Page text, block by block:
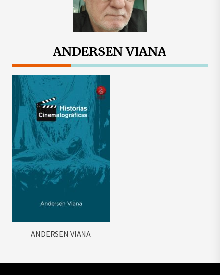
ANDERSEN VIANA
ANDERSEN VIANA